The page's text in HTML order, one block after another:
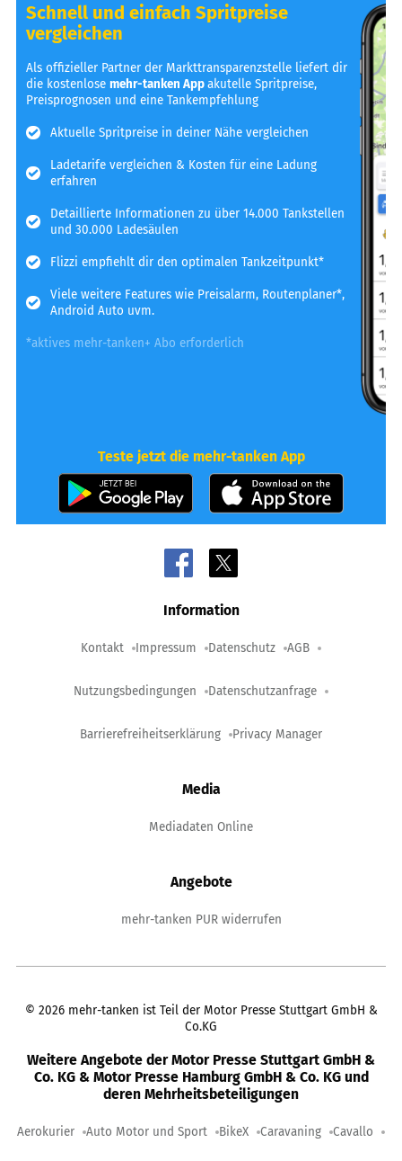
Schnell und einfach Spritpreise
vergleichen
Als offizieller Partner der Markttransparenzstelle liefert dir
die kostenlosemehr-tanken Appakutelle Spritpreise,
Preisprognosen und eine Tankempfehlung
Aktuelle Spritpreise in deiner Nähe vergleichen
Ladetarife vergleichen & Kosten für eine Ladung
erfahren
Detaillierte Informationen zu über 14.000 Tankstellen
und 30.000 Ladesäulen
Flizzi empfiehlt dir den optimalen Tankzeitpunkt*
Viele weitere Features wie Preisalarm, Routenplaner*,
Android Auto uvm.
*aktives mehr-tanken+ Abo erforderlich
Teste jetzt die mehr-tanken App
Information
Kontakt Impressum Datenschutz AGB
Nutzungsbedingungen Datenschutzanfrage
Barrierefreiheitserklärung Privacy Manager
Media
Mediadaten Online
Angebote
mehr-tanken PUR widerrufen
© 2026 mehr-tanken ist Teil der Motor Presse Stuttgart GmbH &
Co.KG
Weitere Angebote der Motor Presse Stuttgart GmbH &
Co. KG & Motor Presse Hamburg GmbH & Co. KG und
deren Mehrheitsbeteiligungen
Aerokurier Auto Motor und Sport BikeX Caravaning Cavallo